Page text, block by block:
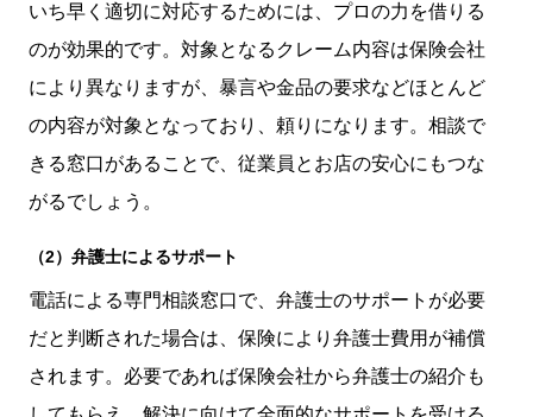
いち早く適切に対応するためには、プロの力を借りる
のが効果的です。対象となるクレーム内容は保険会社
により異なりますが、暴言や金品の要求などほとんど
の内容が対象となっており、頼りになります。相談で
きる窓口があることで、従業員とお店の安心にもつな
がるでしょう。
（2）弁護士によるサポート
電話による専門相談窓口で、弁護士のサポートが必要
だと判断された場合は、保険により弁護士費用が補償
されます。必要であれば保険会社から弁護士の紹介も